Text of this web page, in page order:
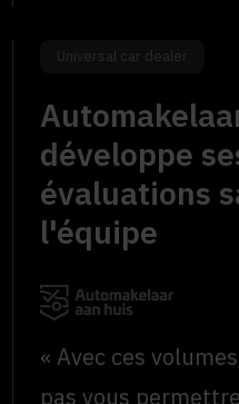
Universal car dealer
développe
évaluations
l'équipe
« Avec ces
pas vous